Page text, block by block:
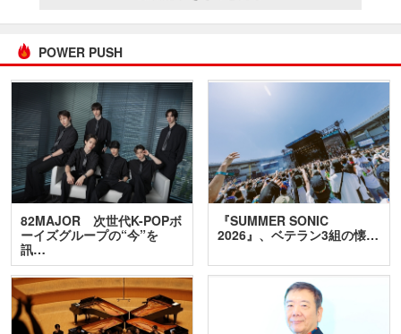
POWER PUSH
82MAJOR 次世代K-POPボ
ーイズグループの“今”を
訊…
『SUMMER SONIC
2026』、ベテラン3組の懐…